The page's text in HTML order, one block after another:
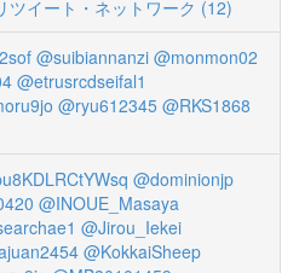
ツイート・ネットワーク (12)
@suibiannanzi @monmon02
@etrusrcdseifal1
@ryu612345 @RKS1868
@dominionjp
@INOUE_Masaya
@Jirou_Iekei
@KokkaiSheep